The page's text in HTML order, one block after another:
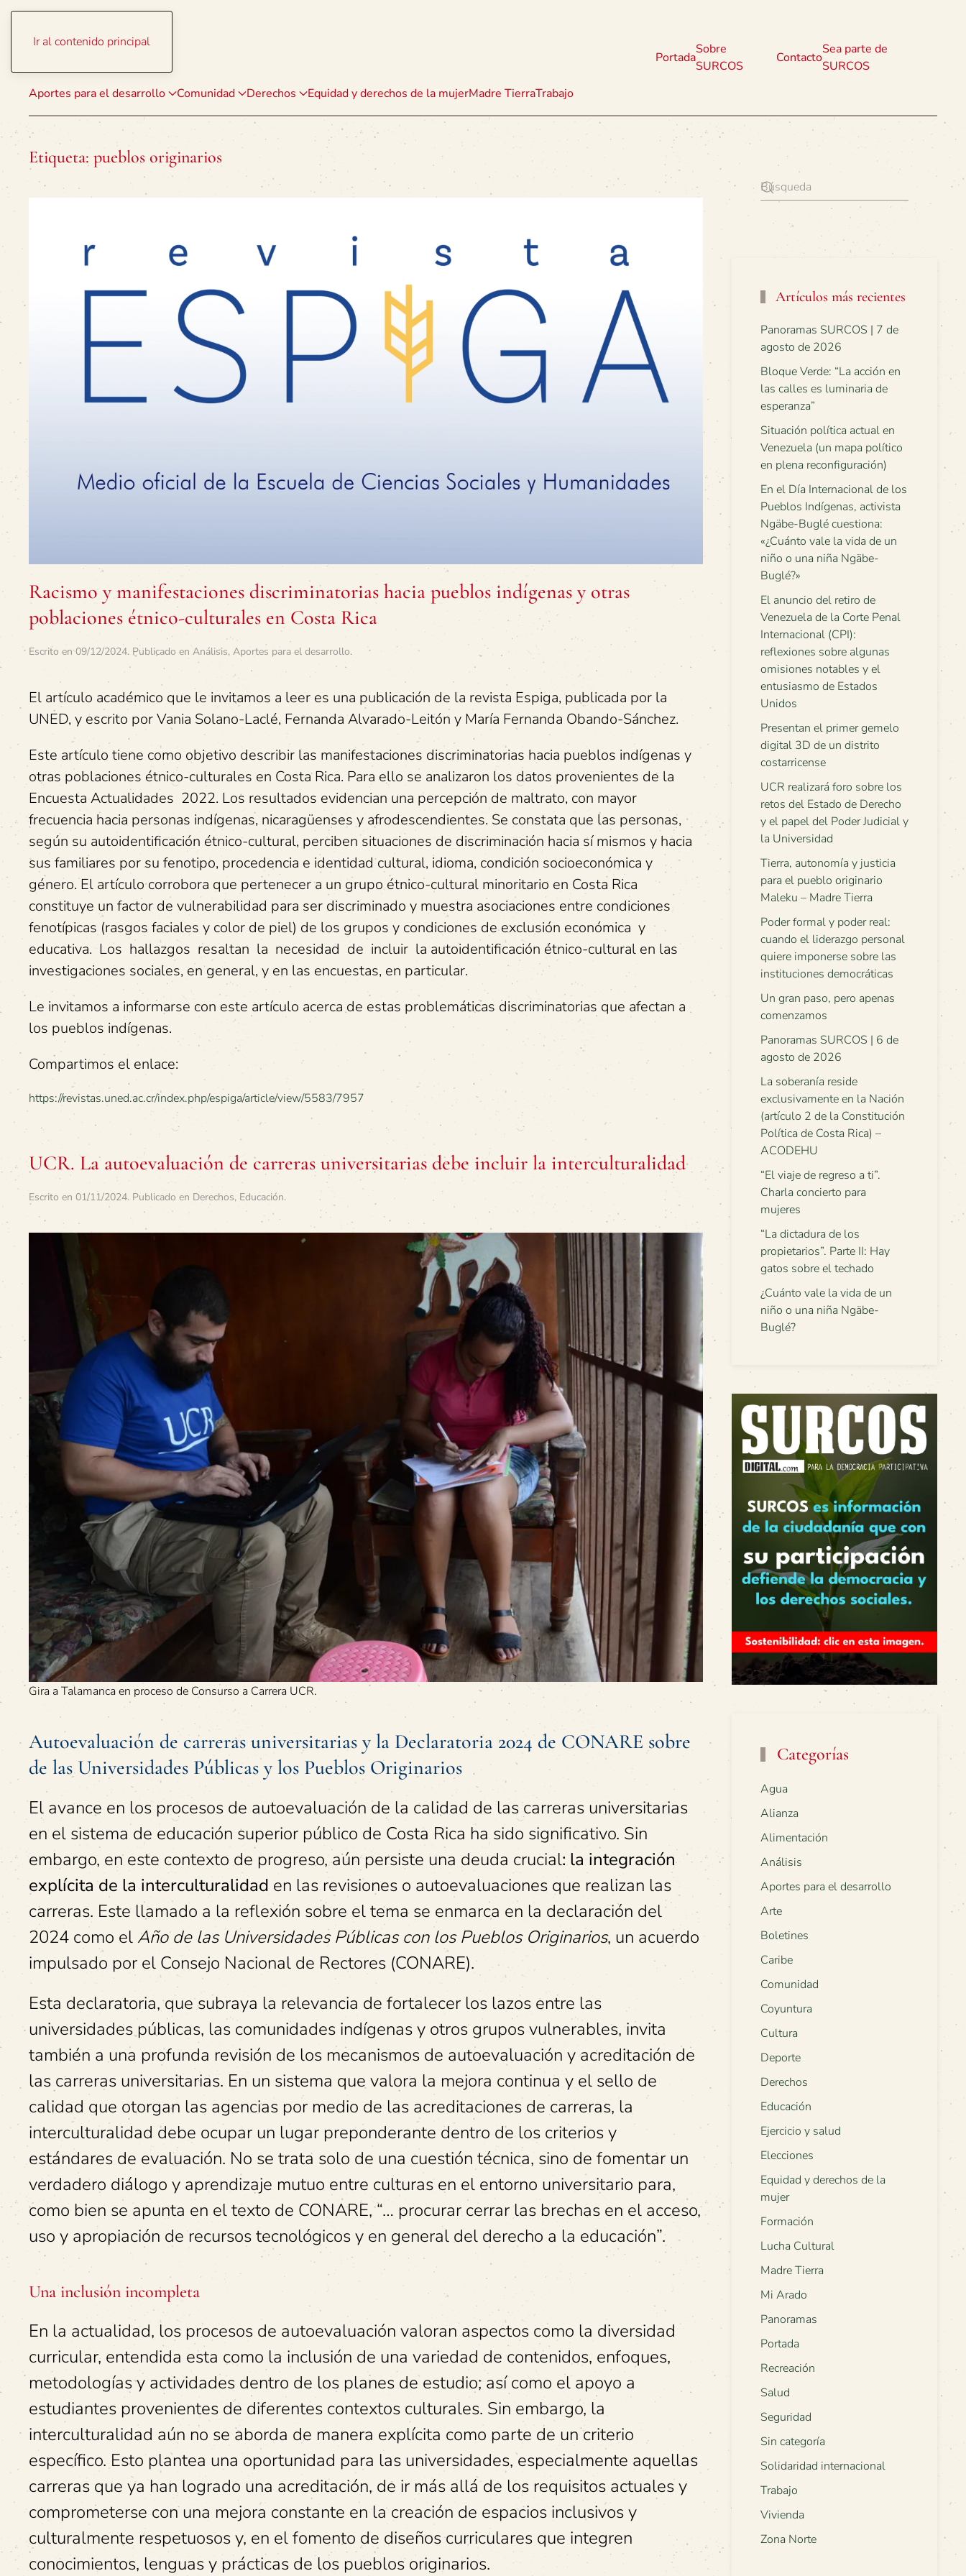
Ir al contenido principal
Aportes para el desarrollo Comunidad Derechos Equidad y derechos de la mujerMadre TierraTrabajo
Portada
Sobre
SURCOS
Contacto
Sea parte de
SURCOS
Etiqueta: pueblos originarios
Racismo y manifestaciones discriminatorias hacia pueblos indígenas y otras
poblaciones étnico-culturales en Costa Rica
Escrito en09/12/2024. Publicado en Análisis, Aportes para el desarrollo.
El artículo académico que le invitamos a leer es una publicación de la revista Espiga, publicada por la
UNED, y escrito por Vania Solano-Laclé, Fernanda Alvarado-Leitón y María Fernanda Obando-Sánchez.
Este artículo tiene como objetivo describir las manifestaciones discriminatorias hacia pueblos indígenas y
otras poblaciones étnico-culturales en Costa Rica. Para ello se analizaron los datos provenientes de la
Encuesta Actualidades 2022. Los resultados evidencian una percepción de maltrato, con mayor
frecuencia hacia personas indígenas, nicaragüenses y afrodescendientes. Se constata que las personas,
según su autoidentificación étnico-cultural, perciben situaciones de discriminación hacia sí mismos y hacia
sus familiares por su fenotipo, procedencia e identidad cultural, idioma, condición socioeconómica y
género. El artículo corrobora que pertenecer a un grupo étnico-cultural minoritario en Costa Rica
constituye un factor de vulnerabilidad para ser discriminado y muestra asociaciones entre condiciones
fenotípicas (rasgos faciales y color de piel) de los grupos y condiciones de exclusión económica y
educativa. Los hallazgos resaltan la necesidad de incluir la autoidentificación étnico-cultural en las
investigaciones sociales, en general, y en las encuestas, en particular.
Le invitamos a informarse con este artículo acerca de estas problemáticas discriminatorias que afectan a
los pueblos indígenas.
Compartimos el enlace:
https://revistas.uned.ac.cr/index.php/espiga/article/view/5583/7957
UCR. La autoevaluación de carreras universitarias debe incluir la interculturalidad
Escrito en 01/11/2024. Publicado en Derechos, Educación.
Gira a Talamanca en proceso de Consurso a Carrera UCR.
Autoevaluación de carreras universitarias y la Declaratoria 2024 de CONARE sobre
de las Universidades Públicas y los Pueblos Originarios
El avance en los procesos de autoevaluación de la calidad de las carreras universitarias
en el sistema de educación superior público de Costa Rica ha sido significativo. Sin
embargo, en este contexto de progreso, aún persiste una deuda crucial: la integración
explícita de la interculturalidad en las revisiones o autoevaluaciones que realizan las
carreras. Este llamado a la reflexión sobre el tema se enmarca en la declaración del
2024 como elAño de las Universidades Públicas con los Pueblos Originarios, un acuerdo
impulsado por el Consejo Nacional de Rectores (CONARE).
Esta declaratoria, que subraya la relevancia de fortalecer los lazos entre las
universidades públicas, las comunidades indígenas y otros grupos vulnerables, invita
también a una profunda revisión de los mecanismos de autoevaluación y acreditación de
las carreras universitarias. En un sistema que valora la mejora continua y el sello de
calidad que otorgan las agencias por medio de las acreditaciones de carreras, la
interculturalidad debe ocupar un lugar preponderante dentro de los criterios y
estándares de evaluación. No se trata solo de una cuestión técnica, sino de fomentar un
verdadero diálogo y aprendizaje mutuo entre culturas en el entorno universitario para,
como bien se apunta en el texto de CONARE, “… procurar cerrar las brechas en el acceso,
uso y apropiación de recursos tecnológicos y en general del derecho a la educación”.
Una inclusión incompleta
En la actualidad, los procesos de autoevaluación valoran aspectos como la diversidad
curricular, entendida esta como la inclusión de una variedad de contenidos, enfoques,
metodologías y actividades dentro de los planes de estudio; así como el apoyo a
estudiantes provenientes de diferentes contextos culturales. Sin embargo, la
interculturalidad aún no se aborda de manera explícita como parte de un criterio
específico. Esto plantea una oportunidad para las universidades, especialmente aquellas
carreras que ya han logrado una acreditación, de ir más allá de los requisitos actuales y
comprometerse con una mejora constante en la creación de espacios inclusivos y
culturalmente respetuosos y, en el fomento de diseños curriculares que integren
conocimientos, lenguas y prácticas de los pueblos originarios.
Artículos más recientes
Panoramas SURCOS | 7 de
agosto de 2026
Bloque Verde: “La acción en
las calles es luminaria de
esperanza”
Situación política actual en
Venezuela (un mapa político
en plena reconfiguración)
En el Día Internacional de los
Pueblos Indígenas, activista
Ngäbe-Buglé cuestiona:
«¿Cuánto vale la vida de un
niño o una niña Ngäbe-
Buglé?»
El anuncio del retiro de
Venezuela de la Corte Penal
Internacional (CPI):
reflexiones sobre algunas
omisiones notables y el
entusiasmo de Estados
Unidos
Presentan el primer gemelo
digital 3D de un distrito
costarricense
UCR realizará foro sobre los
retos del Estado de Derecho
y el papel del Poder Judicial y
la Universidad
Tierra, autonomía y justicia
para el pueblo originario
Maleku – Madre Tierra
Poder formal y poder real:
cuando el liderazgo personal
quiere imponerse sobre las
instituciones democráticas
Un gran paso, pero apenas
comenzamos
Panoramas SURCOS | 6 de
agosto de 2026
La soberanía reside
exclusivamente en la Nación
(artículo 2 de la Constitución
Política de Costa Rica) –
ACODEHU
“El viaje de regreso a ti”.
Charla concierto para
mujeres
“La dictadura de los
propietarios”. Parte II: Hay
gatos sobre el techado
¿Cuánto vale la vida de un
niño o una niña Ngäbe-
Buglé?
Categorías
Agua
Alianza
Alimentación
Análisis
Aportes para el desarrollo
Arte
Boletines
Caribe
Comunidad
Coyuntura
Cultura
Deporte
Derechos
Educación
Ejercicio y salud
Elecciones
Equidad y derechos de la
mujer
Formación
Lucha Cultural
Madre Tierra
Mi Arado
Panoramas
Portada
Recreación
Salud
Seguridad
Sin categoría
Solidaridad internacional
Trabajo
Vivienda
Zona Norte